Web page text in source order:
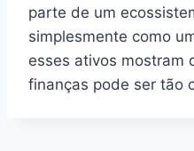
parte de um
simplesmente como
esses ativos mostram
finanças pode ser tão